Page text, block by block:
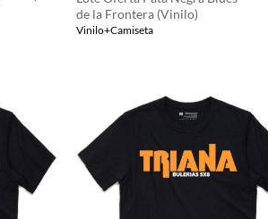
precio
precio
actualde la Frontera (Vinilo)
Vinilo+Camiseta